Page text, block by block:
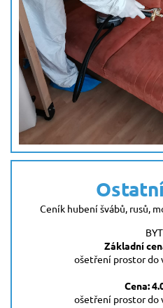
Ceník hubení švábů, rusů,
Základní
ošetření prostor do
Cena:
ošetření prostor do